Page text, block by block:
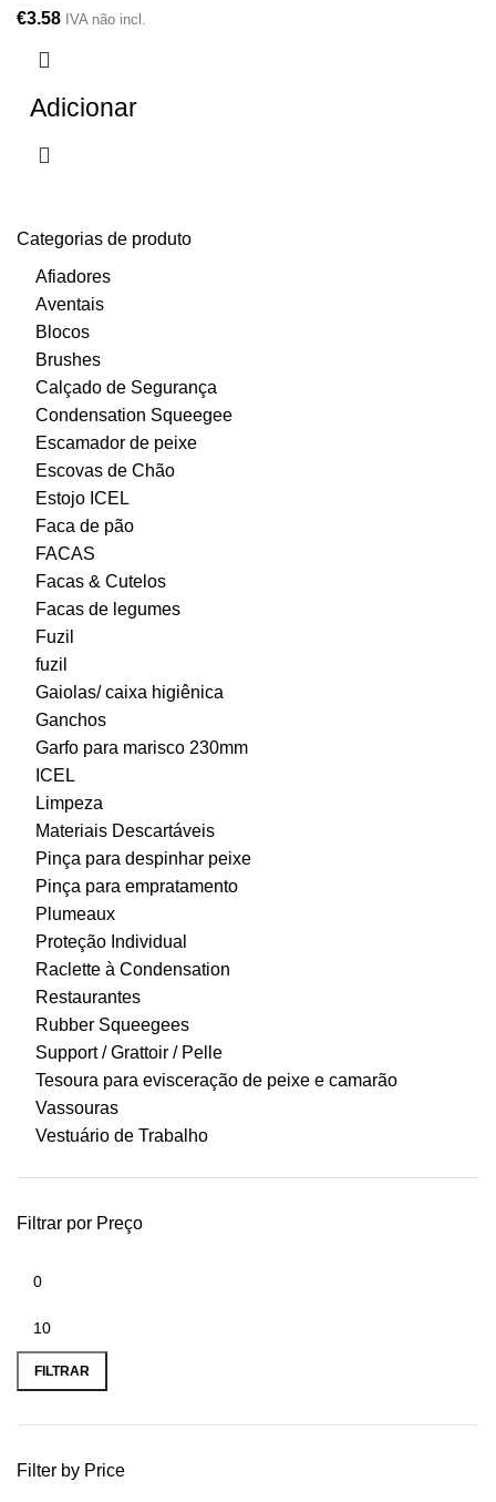
Categorias de produto
Afiadores
Aventais
Blocos
Brushes
Calçado de Segurança
Condensation Squeegee
Escamador de peixe
Escovas de Chão
Estojo ICEL
Faca de pão
FACAS
Facas & Cutelos
Facas de legumes
Fuzil
fuzil
Gaiolas/ caixa higiênica
Ganchos
Garfo para marisco 230mm
ICEL
Limpeza
Materiais Descartáveis
Pinça para despinhar peixe
Pinça para empratamento
Plumeaux
Proteção Individual
Raclette à Condensation
Restaurantes
Rubber Squeegees
Support / Grattoir / Pelle
Tesoura para evisceração de peixe e camarão
Vassouras
Vestuário de Trabalho
Filtrar por Preço
FILTRAR
Filter by Price
€3.58 IVA não incl.
Adicionar